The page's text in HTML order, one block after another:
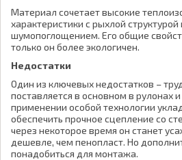
Материал сочетает высокие
характеристики с рыхлой
шумопоглощением. Его общие
только он более экологичен.
Недостатки
Один из ключевых недостатков –
поставляется в основном в рулонах
применении особой технологии
обеспечить прочное сцепление со
через некоторое время он станет
дешевле, чем пенопласт. Но
понадобиться для монтажа.